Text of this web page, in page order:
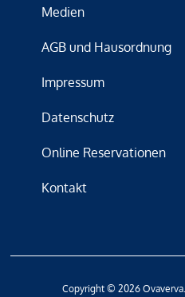
Medien
AGB und Hausordnung
Impressum
Datenschutz
Online Reservationen
Kontakt
Copyright © 2026